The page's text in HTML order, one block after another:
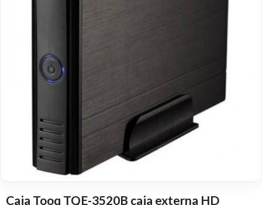
Caja Tooq TQE-3520B caja externa HD